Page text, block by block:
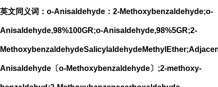
英文同义词：o-Anisaldehyde：2-Methoxybenzaldehyde;o-
Anisaldehyde,98%100GR;o-Anisaldehyde,98%5GR;2-
Anisaldehyde〔o-Methoxybenzaldehyde〕;2-methoxy-